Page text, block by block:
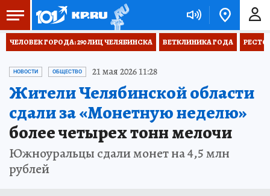
ЧЕЛОВЕК ГОРОДА: 290 ЛИЦ ЧЕЛЯБИНСКА ВЕТКЛИНИКА ГОДА
НОВОСТИ ОБЩЕСТВО 21 мая 2026 11:28
Жители Челябинской области
сдали за «Монетную неделю»
более четырех тонн мелочи
Южноуральцы сдали монет на 4,5 млн
рублей